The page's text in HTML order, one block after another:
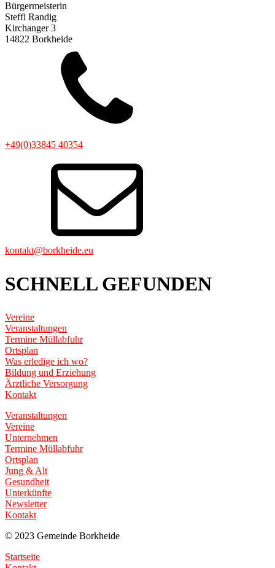
Bürgermeisterin
Steffi Randig
Kirchanger 3
14822 Borkheide
+49(0)33845 40354
kontakt@borkheide.eu
SCHNELL GEFUNDEN
Vereine
Veranstaltungen
Termine Müllabfuhr
Ortsplan
Was erledige ich wo?
Bildung und Erziehung
Ärztliche Versorgung
Kontakt
Veranstaltungen
Vereine
Unternehmen
Termine Müllabfuhr
Ortsplan
Jung & Alt
Gesundheit
Unterkünfte
Newsletter
Kontakt
© 2023 Gemeinde Borkheide
Startseite